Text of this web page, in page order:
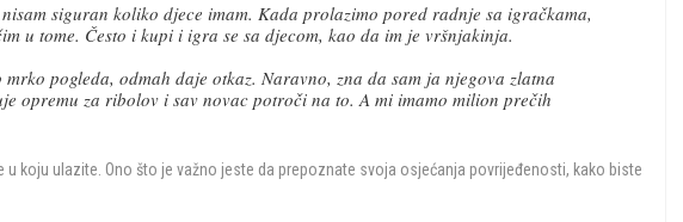
siguran koliko djece imam. Kada prolazimo pored radnje sa igračkama,
u tome. Često i kupi i igra se sa djecom, kao da im je vršnjakinja.
pogleda, odmah daje otkaz. Naravno, zna da sam ja njegova zlatna
opremu za ribolov i sav novac potroči na to. A mi imamo milion prečih
koju ulazite. Ono što je važno jeste da prepoznate svoja osjećanja povrijeđenosti, kako biste